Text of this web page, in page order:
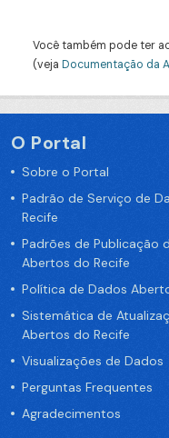
Você também pode ter
(veja Documentação da
O Portal
Sobre o Portal
Padrão de Serviço de
Recife
Padrões de Publicação
Abertos do Recife
Política de Dados
Sistemática de
Abertos do Recife
Visualizações de Dados
Perguntas Frequentes
Agradecimentos